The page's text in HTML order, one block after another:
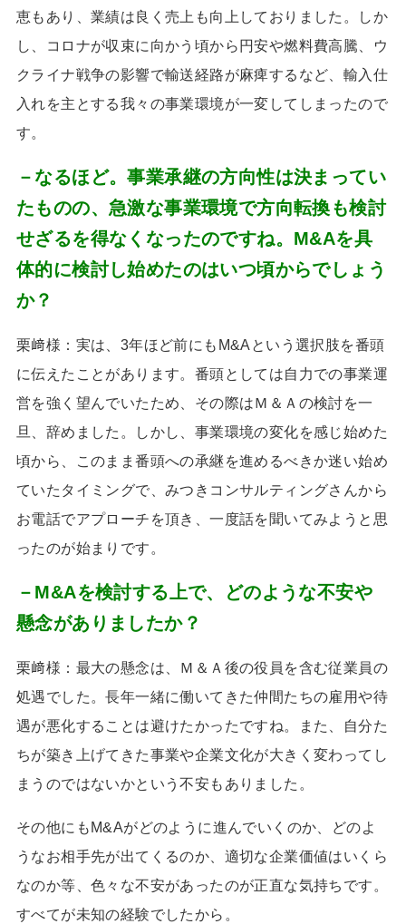
恵もあり、業績は良く売上も向上しておりました。しか
し、コロナが収束に向かう頃から円安や燃料費高騰、ウ
クライナ戦争の影響で輸送経路が麻痺するなど、輸入仕
入れを主とする我々の事業環境が一変してしまったので
す。
－なるほど。事業承継の方向性は決まってい
たものの、急激な事業環境で方向転換も検討
せざるを得なくなったのですね。M&Aを具
体的に検討し始めたのはいつ頃からでしょう
か？
栗﨑様：実は、 3年ほど前にも M&A という選択肢を番頭
に伝えたことがあります。番頭としては自力での事業運
営を強く望んでいたため、その際はＭ＆Ａの検討を一
旦、辞めました。しかし、事業環境の変化を感じ始めた
頃から、このまま番頭への承継を進めるべきか迷い始め
ていたタイミングで、みつきコンサルティングさんから
お電話でアプローチを頂き、一度話を聞いてみようと思
ったのが始まりです。
－M&Aを検討する上で、どのような不安や
懸念がありましたか？
栗﨑様：最大の懸念は、Ｍ＆Ａ後の役員を含む従業員の
処遇でした。長年一緒に働いてきた仲間たちの雇用や待
遇が悪化することは避けたかったですね。また、自分た
ちが築き上げてきた事業や企業文化が大きく変わってし
まうのではないかという不安もありました。
その他にも M&Aがどのように進んでいくのか、どのよ
うなお相手先が出てくるのか、適切な企業価値はいくら
なのか等、色々な不安があったのが正直な気持ちです。
すべてが未知の経験でしたから。